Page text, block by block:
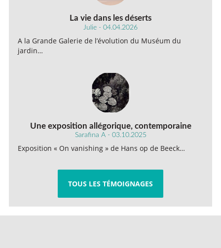
La vie dans les déserts
Julie - 04.04.2026
A la Grande Galerie de l’évolution du Muséum du
jardin…
Une exposition allégorique, contemporaine
Sarafina A - 03.10.2025
Exposition « On vanishing » de Hans op de Beeck…
TOUS LES TÉMOIGNAGES